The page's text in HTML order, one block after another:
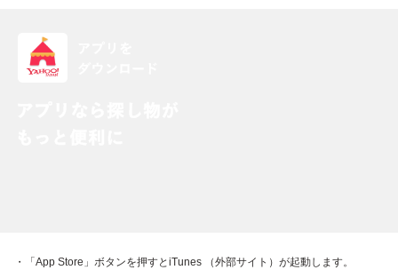
・「App Store」ボタンを押すとiTunes （外部サイト）が起動します。